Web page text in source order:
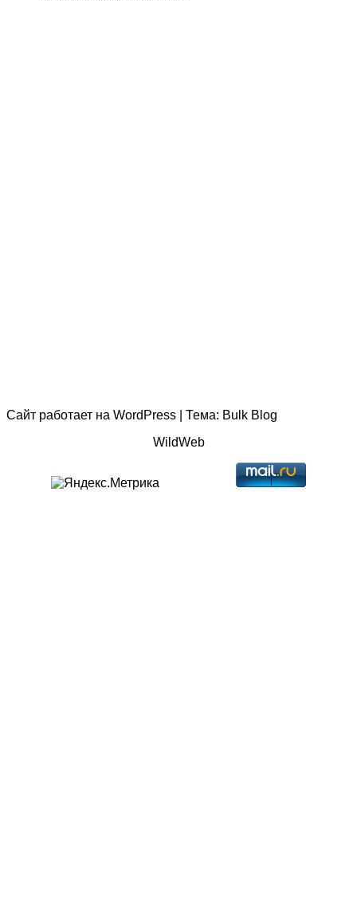
Сайт работает на WordPress Тема: Bulk Blog
WildWeb